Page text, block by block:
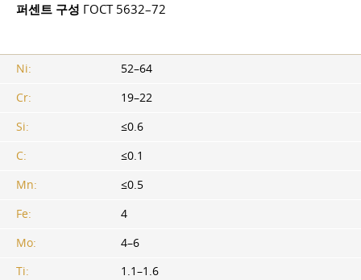
퍼센트 구성 ГОСТ 5632–72
Ni:
52–64
Cr:
19–22
Si:
≤0.6
C:
≤0.1
Mn:
≤0.5
Fe:
4
Mo:
4–6
Ti:
1.1–1.6